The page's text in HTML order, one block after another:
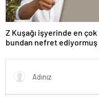
Z Kuşağı işyerinde en çok
bundan nefret ediyormuş